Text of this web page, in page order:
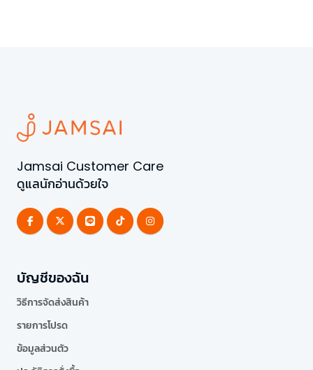
Jamsai Customer Care
ดูแลนักอ่านด้วยใจ
บัญชีของฉัน
วิธีการจัดส่งสินค้า
รายการโปรด
ข้อมูลส่วนตัว